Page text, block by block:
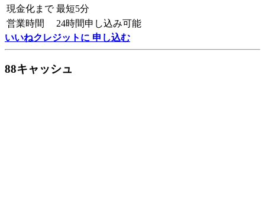
現金化まで 最短5分
営業時間
24時間申し込み可能
いいねクレジットに 申し込む
88キャッシュ